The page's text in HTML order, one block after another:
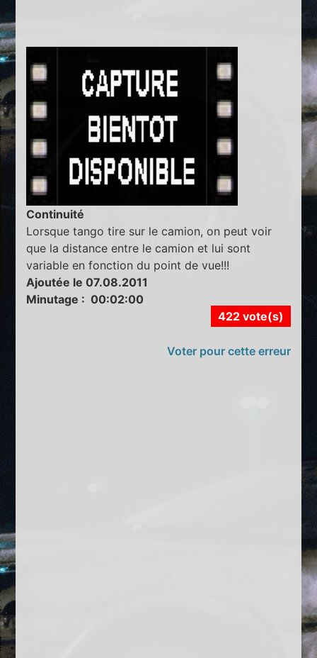
Continuité
Lorsque tango tire sur le camion, on peut voir
que la distance entre le camion et lui sont
variable en fonction du point de vue!!!
Ajoutée le 07.08.2011
Minutage : 00:02:00
422 vote(s)
Voter pour cette erreur